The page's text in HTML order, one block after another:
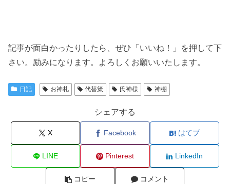
記事が面白かったりしたら、ぜひ「いいね！」を押して下
さい。励みになります。よろしくお願いいたします。
日記 お神札 代替策 氏神様 神棚
シェアする
X Facebook はてブ
LINE Pinterest LinkedIn
コピー コメント